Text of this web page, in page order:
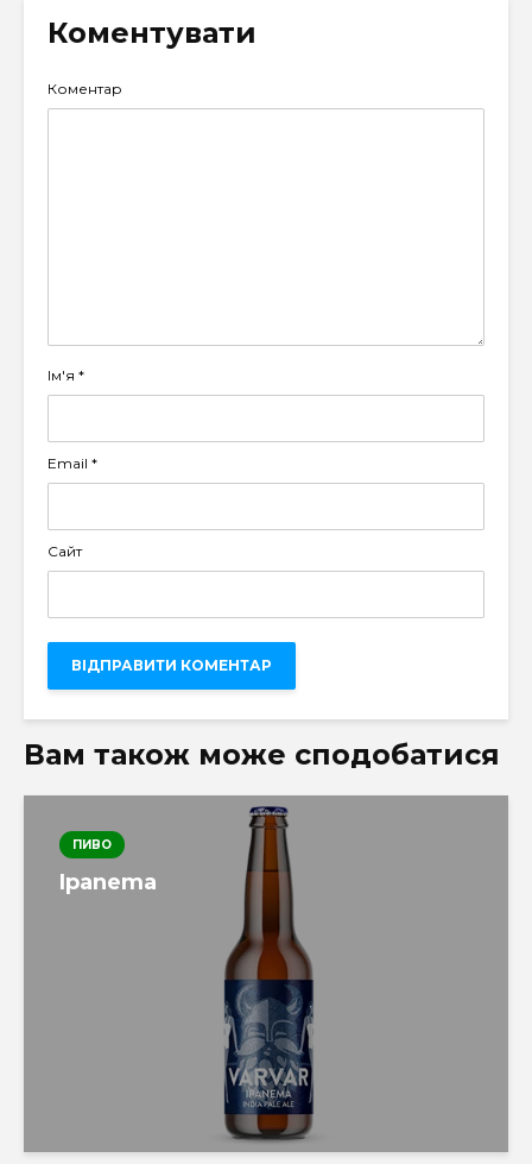
Коментувати
Коментар
Ім'я *
Email *
Сайт
Вам також може сподобатися
ПИВО
Ipanema